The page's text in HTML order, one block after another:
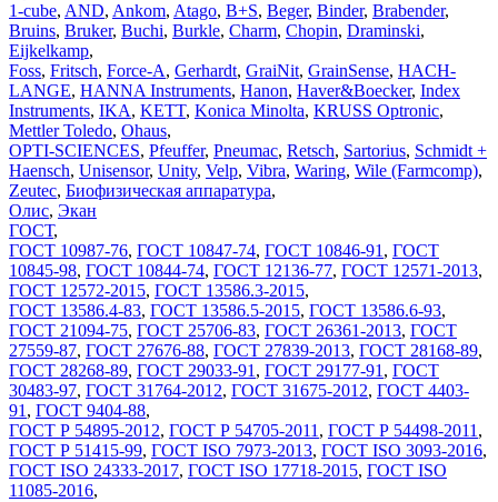
1-cube, AND, Ankom, Atago, B+S, Beger, Binder, Brabender,
Bruins, Bruker, Buchi, Burkle, Charm, Chopin, Draminski,
Eijkelkamp,
Foss, Fritsch, Force-A, Gerhardt, GraiNit, GrainSense, HACH-
LANGE, HANNA Instruments, Hanon, Haver&Boecker, Index
Instruments, IKA, KETT, Konica Minolta, KRUSS Optronic,
Mettler Toledo, Ohaus,
OPTI-SCIENCES, Pfeuffer, Pneumac, Retsch, Sartorius, Schmidt +
Haensch, Unisensor, Unity, Velp, Vibra, Waring, Wile (Farmcomp),
Zeutec, Биофизическая аппаратура,
Олис, Экан
ГОСТ,
ГОСТ 10987-76, ГОСТ 10847-74, ГОСТ 10846-91 , ГОСТ
10845-98, ГОСТ 10844-74, ГОСТ 12136-77, ГОСТ 12571-2013,
ГОСТ 12572-2015, ГОСТ 13586.3-2015,
ГОСТ 13586.4-83, ГОСТ 13586.5-2015, ГОСТ 13586.6-93,
ГОСТ 21094-75, ГОСТ 25706-83, ГОСТ 26361-2013, ГОСТ
27559-87, ГОСТ 27676-88, ГОСТ 27839-2013, ГОСТ 28168-89,
ГОСТ 28268-89, ГОСТ 29033-91 , ГОСТ 29177-91 , ГОСТ
30483-97, ГОСТ 31764-2012, ГОСТ 31675-2012, ГОСТ 4403-
91 , ГОСТ 9404-88,
ГОСТ Р 54895-2012, ГОСТ Р 54705-2011 , ГОСТ Р 54498-2011 ,
ГОСТ Р 51415-99, ГОСТ ISO 7973-2013, ГОСТ ISO 3093-2016,
ГОСТ ISO 24333-2017, ГОСТ ISO 17718-2015, ГОСТ ISO
11085-2016,